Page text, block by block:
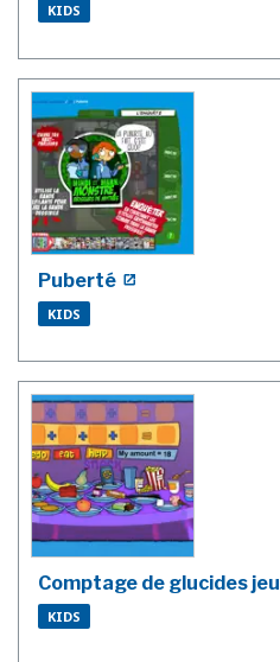
KIDS
Puberté
KIDS
Comptage de glucides jeu
KIDS